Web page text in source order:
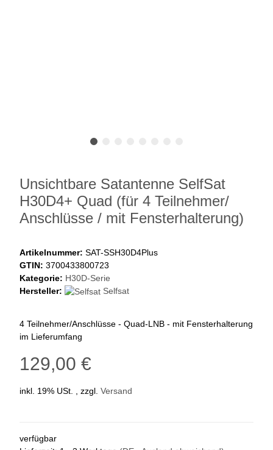
Unsichtbare Satantenne SelfSat
H30D4+ Quad (für 4 Teilnehmer/
Anschlüsse / mit Fensterhalterung)
Artikelnummer: SAT-SSH30D4Plus
GTIN: 3700433800723
Kategorie: H30D-Serie
Hersteller:
Selfsat
4 Teilnehmer/Anschlüsse - Quad-LNB - mit Fensterhalterung
im Lieferumfang
129,00 €
inkl. 19% USt. , zzgl. Versand
verfügbar